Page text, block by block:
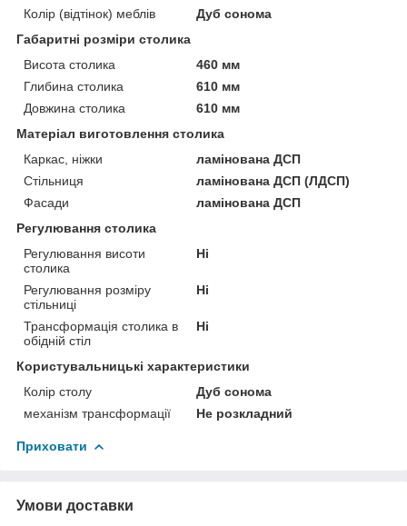
Колір (відтінок) меблів
Дуб сонома
Габаритні розміри столика
Висота столика
460 мм
Глибина столика
610 мм
Довжина столика
610 мм
Матеріал виготовлення столика
Каркас, ніжки
ламінована ДСП
Стільниця
ламінована ДСП (ЛДСП)
Фасади
ламінована ДСП
Регулювання столика
Регулювання висоти
столика
Ні
Регулювання розміру
стільниці
Ні
Трансформація столика в
обідній стіл
Ні
Користувальницькі характеристики
Колір столу
Дуб сонома
механізм трансформації
Не розкладний
Приховати
Умови доставки